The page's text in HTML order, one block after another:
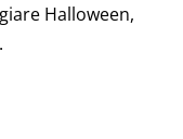
Halloween,